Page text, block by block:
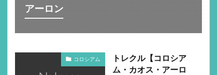
アーロン
コロシアム
トレクル【コロシア
ム・カオス・アーロ